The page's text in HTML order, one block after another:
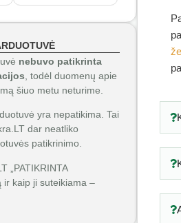
nebuvo patikrinta
, todėl duomenų apie
šiuo metu neturime.
yra nepatikima. Tai
dar neatliko
patikrinimo.
„PATIKRINTA
ir kaip ji suteikiama –